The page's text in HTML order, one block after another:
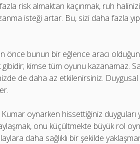
risk almaktan kaçınmak, ruh halinizi
isteği artar. Bu, sizi daha fazla
önce bunun bir eğlence aracı
kimse tüm oyunu kazanamaz.
de daha az etkilenirsiniz.
oynarken hissettiğiniz duyguları
onu küçültmekte büyük rol
daha sağlıklı bir şekilde